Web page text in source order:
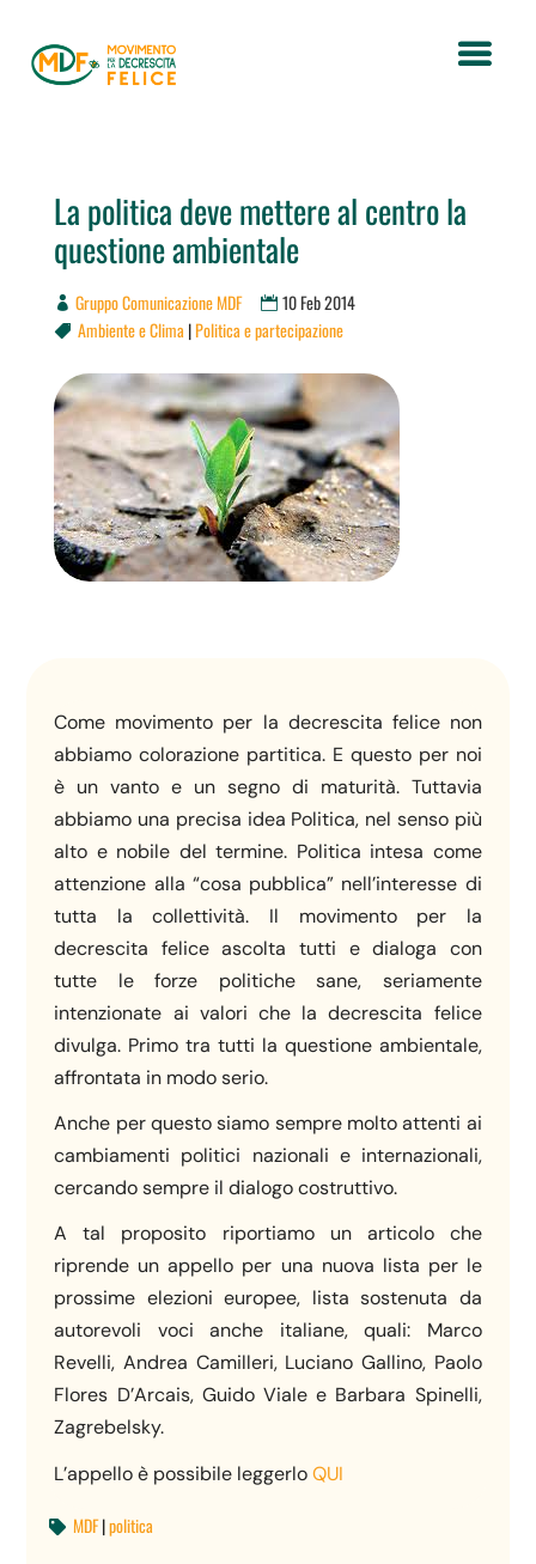
La politica deve mettere al centro la
questione ambientale
Gruppo Comunicazione MDF 10 Feb 2014
 Ambiente e Clima |Politica e partecipazione
Come movimento per la decrescita felice non
abbiamo colorazione partitica. E questo per noi
è un vanto e un segno di maturità. Tuttavia
abbiamo una precisa idea Politica, nel senso più
alto e nobile del termine. Politica intesa come
attenzione alla “cosa pubblica” nell’interesse di
tutta la collettività. Il movimento per la
decrescita felice ascolta tutti e dialoga con
tutte le forze politiche sane, seriamente
intenzionate ai valori che la decrescita felice
divulga. Primo tra tutti la questione ambientale,
affrontata in modo serio.
Anche per questo siamo sempre molto attenti ai
cambiamenti politici nazionali e internazionali,
cercando sempre il dialogo costruttivo.
A tal proposito riportiamo un articolo che
riprende un appello per una nuova lista per le
prossime elezioni europee, lista sostenuta da
autorevoli voci anche italiane, quali: Marco
Revelli, Andrea Camilleri, Luciano Gallino, Paolo
Flores D’Arcais, Guido Viale e Barbara Spinelli,
Zagrebelsky.
L’appello è possibile leggerloQUI
 MDF|politica